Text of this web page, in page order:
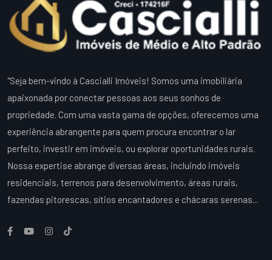
"Seja bem-vindo à Cascialli Imóveis! Somos uma imobiliária
apaixonada por conectar pessoas aos seus sonhos de
propriedade. Com uma vasta gama de opções, oferecemos uma
experiência abrangente para quem procura encontrar o lar
perfeito, investir em imóveis, ou explorar oportunidades rurais.
Nossa expertise abrange diversas áreas, incluindo imóveis
residenciais, terrenos para desenvolvimento, áreas rurais,
fazendas pitorescas, sítios encantadores e chácaras serenas...